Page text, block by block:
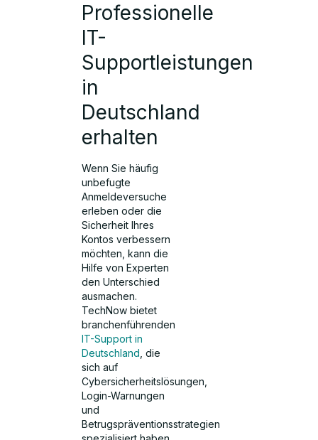
Professionelle
IT-
Supportleistungen
in
Deutschland
erhalten
Wenn Sie häufig
unbefugte
Anmeldeversuche
erleben oder die
Sicherheit Ihres
Kontos verbessern
möchten, kann die
Hilfe von Experten
den Unterschied
ausmachen.
TechNow bietet
branchenführenden
IT-Support in
Deutschland, die
sich auf
Cybersicherheitslösungen,
Login-Warnungen
und
Betrugspräventionsstrategien